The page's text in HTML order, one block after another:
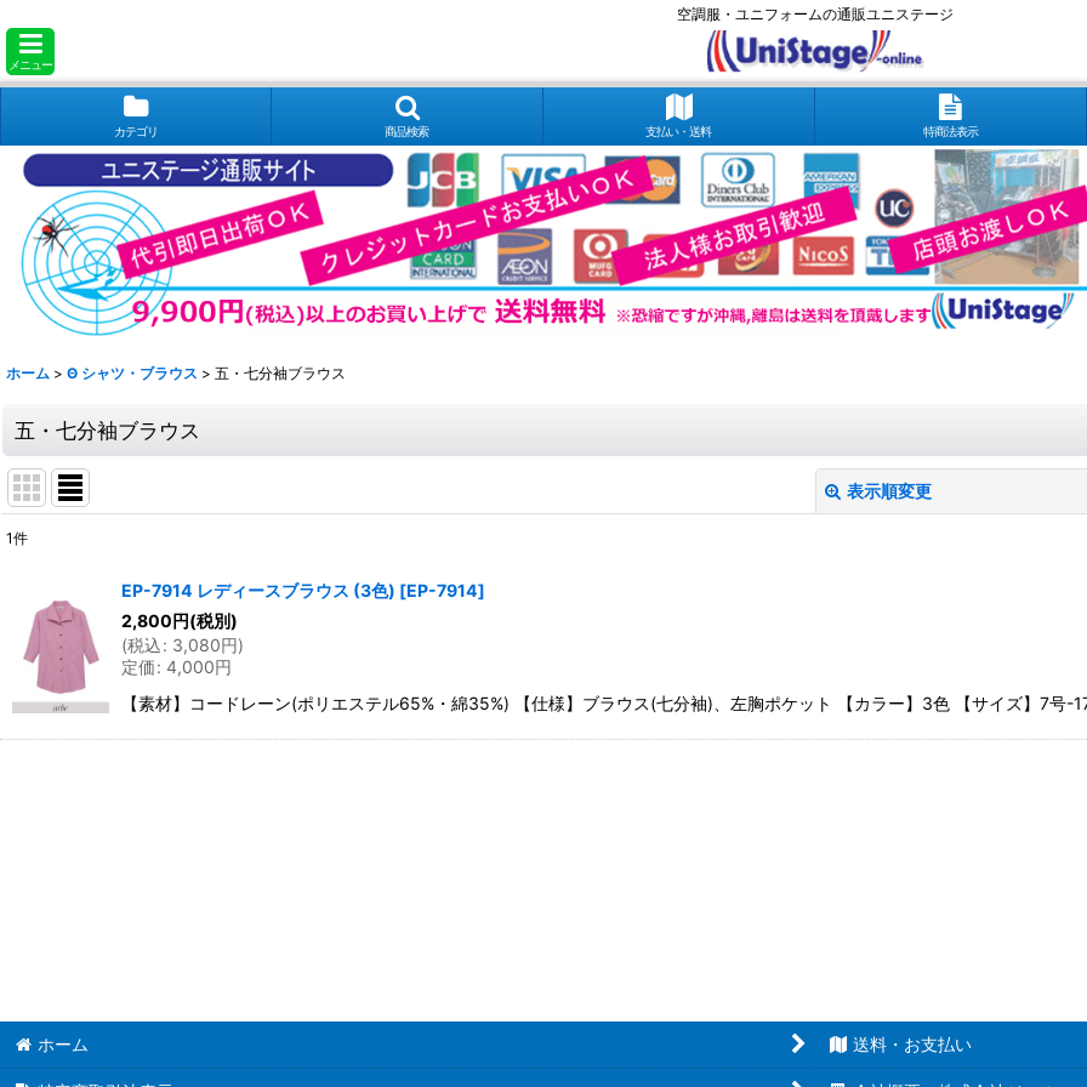
空調服・ユニフォームの通販ユニステージ
メニュー
カテゴリ 商品検索 支払い・送料 特商法表示
ホーム > Θ シャツ・ブラウス > 五・七分袖ブラウス
五・七分袖ブラウス
表示順変更
並び順
絞り込む
1件
EP-7914 レディースブラウス (3色) [EP-7914]
2,800円(税別)
(税込: 3,080円)
定価: 4,000円
【素材】コードレーン(ポリエステル65%・綿35%) 【仕様】ブラウス(七分袖)、左胸ポケット 【カラー】3色 【サイズ】7号-
ホーム 送料・お支払い